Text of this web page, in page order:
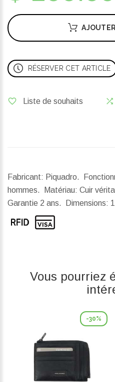
RÉSERVER CET ARTICLE
Liste de souhaits
Fabricant: Piquadro.
hommes. Matériau: Cuir
Garantie 2 ans.
Dimensions:
Vous pourriez
-30%